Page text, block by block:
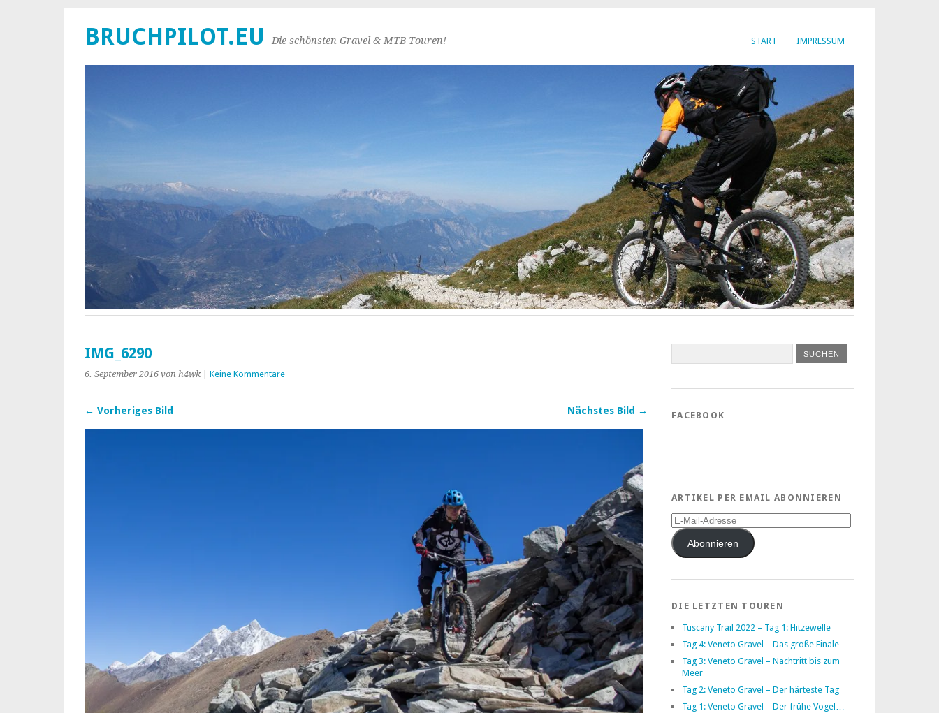
START IMPRESSUM
BRUCHPILOT.EU Die schönsten Gravel & MTB Touren!
IMG_6290
6. September 2016 von h4wk| Keine Kommentare
← Vorheriges Bild Nächstes Bild → FACEBOOK
ARTIKEL PER EMAIL ABONNIEREN
E-
Mail-
AdresseAbonnieren
DIE LETZTEN TOUREN
Tuscany Trail 2022 – Tag 1: Hitzewelle
Tag 4: Veneto Gravel – Das große Finale
Tag 3: Veneto Gravel – Nachtritt bis zum
Meer
Tag 2: Veneto Gravel – Der härteste Tag
Tag 1: Veneto Gravel – Der frühe Vogel…